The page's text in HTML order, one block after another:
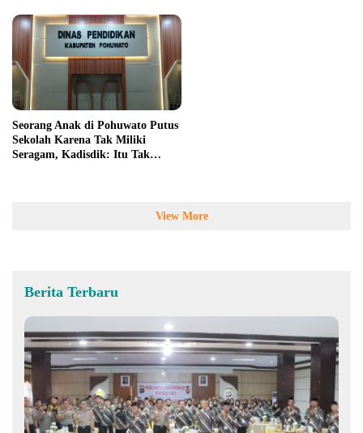
Seorang Anak di Pohuwato Putus
Sekolah Karena Tak Miliki
Seragam, Kadisdik: Itu Tak
View More
Berita Terbaru